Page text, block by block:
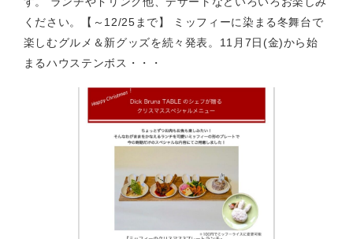
ください。【～12/25まで】 ミッフィーに染まる冬舞台で
楽しむグルメ＆新グッズを続々発表。11月7日(金)から始
まるハウステンボス・・・